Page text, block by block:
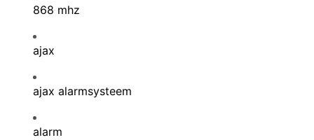
868 mhz
ajax
ajax alarmsysteem
alarm